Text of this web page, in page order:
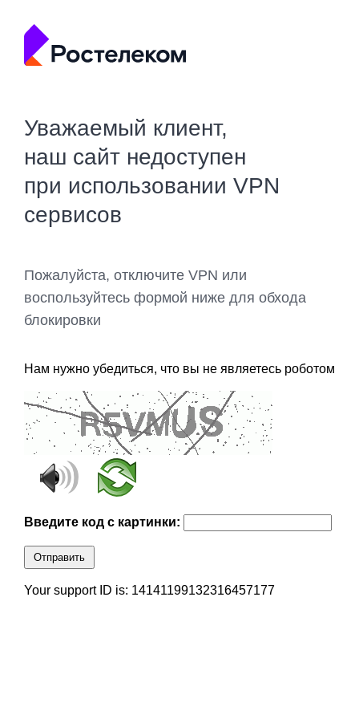
Уважаемый клиент,
наш сайт недоступен
при использовании VPN
сервисов
Пожалуйста, отключите VPN или
воспользуйтесь формой ниже для обхода
блокировки
Нам нужно убедиться, что вы не являетесь роботом
Введите код с картинки:
Отправить
Your support ID is: 14141199132316457177